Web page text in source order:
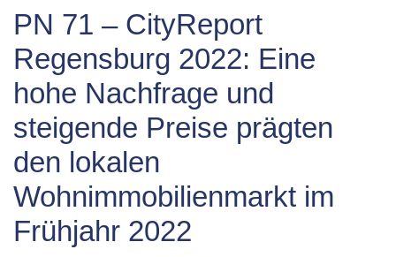
PN 71 – CityReport
Regensburg 2022: Eine
hohe Nachfrage und
steigende Preise prägten
den lokalen
Wohnimmobilienmarkt im
Frühjahr 2022